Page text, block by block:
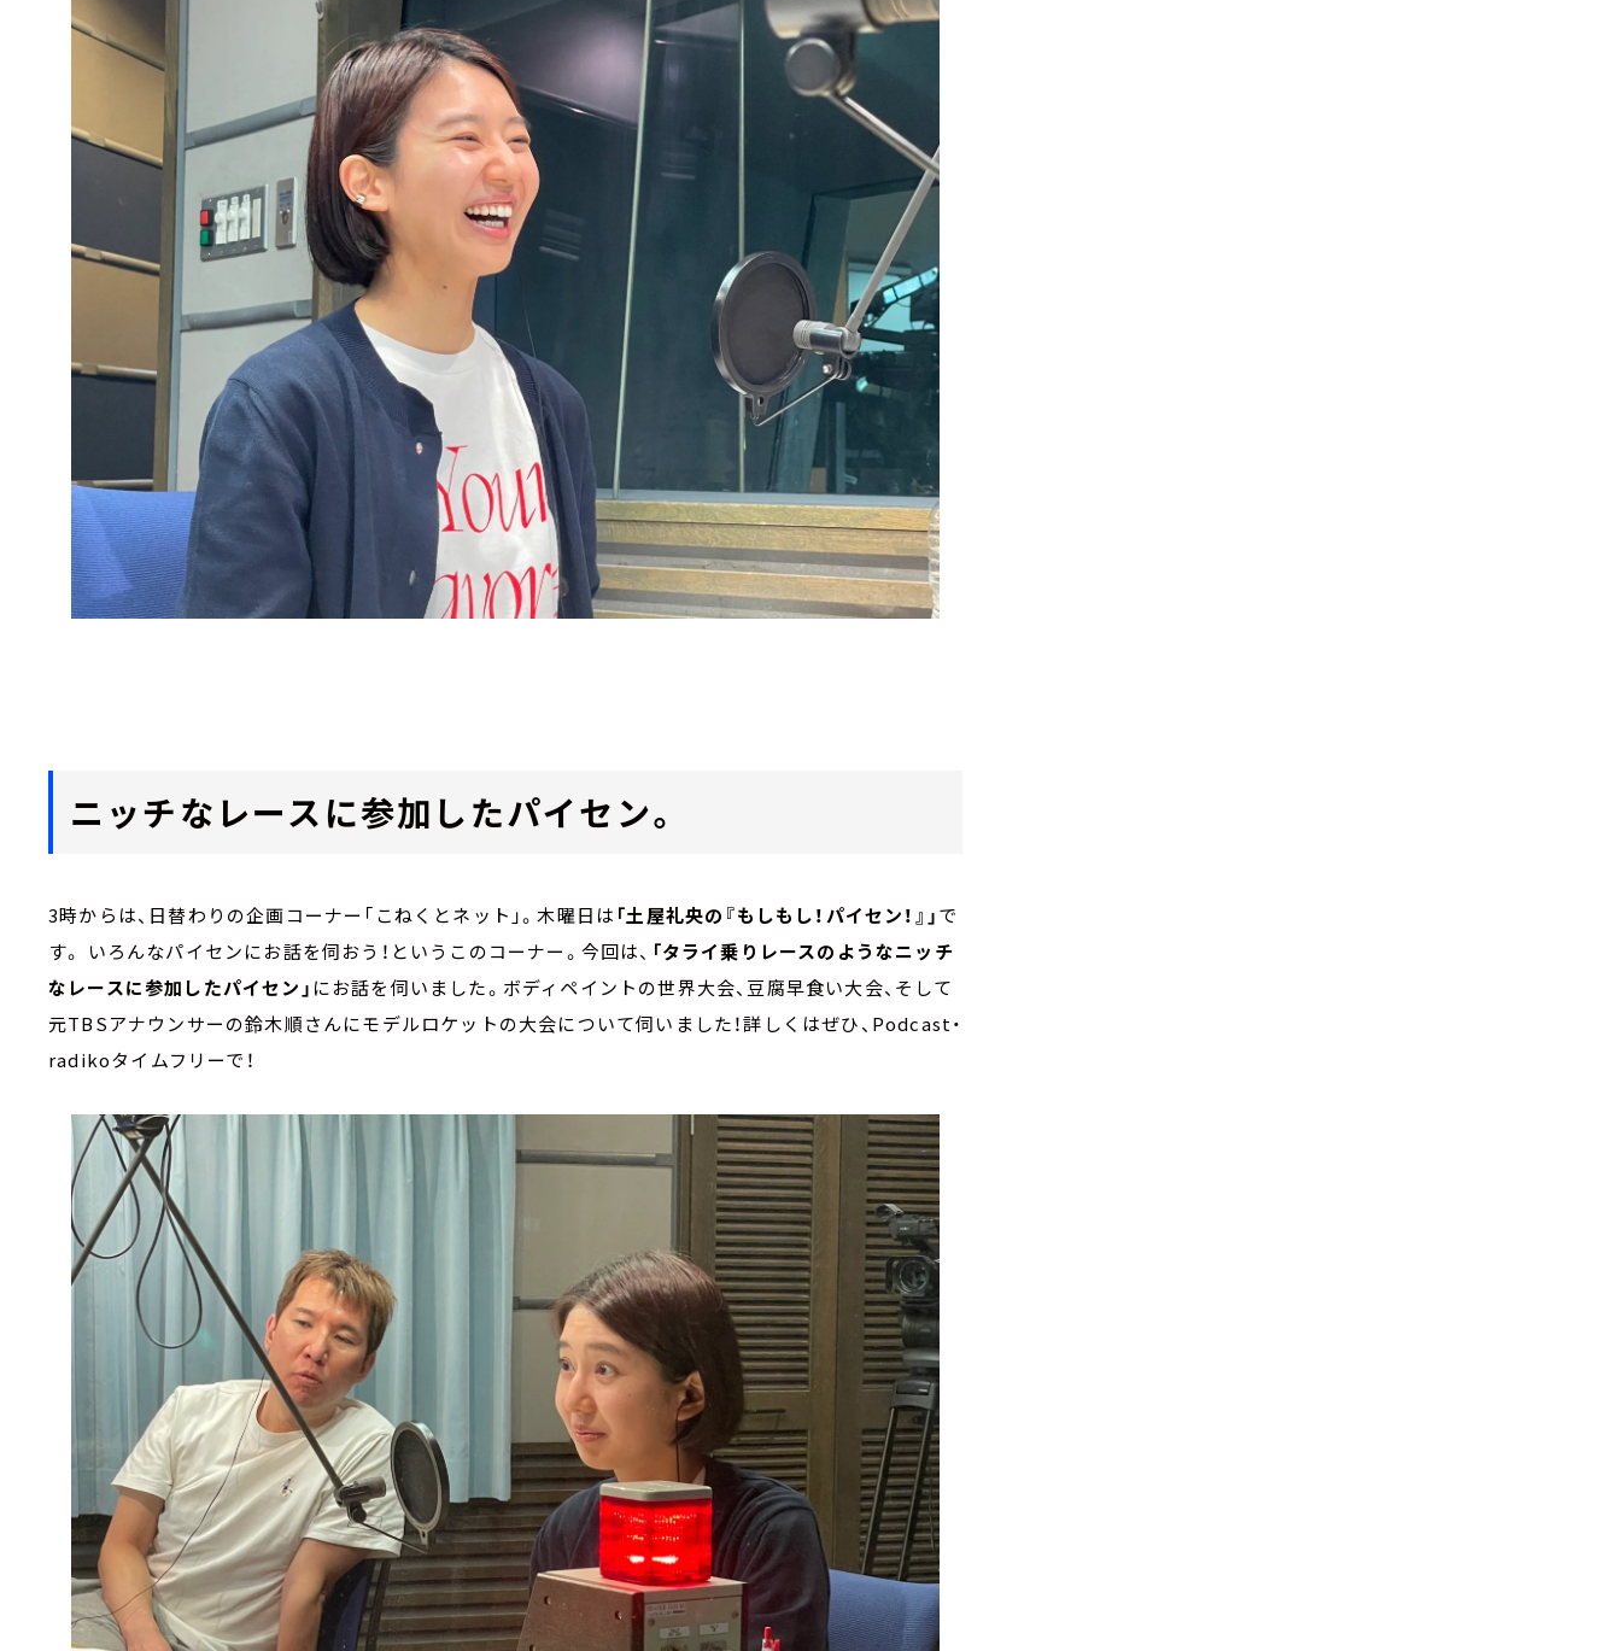
ニッチなレースに参加したパイセン。
3時からは、日替わりの企画コーナー「こねくとネット」。木曜日は 「土屋礼央の『もしもし！パイセン！』」で
す。 いろんなパイセンにお話を伺おう！というこのコーナー。今回は、 「タライ乗りレースのようなニッチ
なレースに参加したパイセン」 にお話を伺いました。ボディペイントの世界大会、豆腐早食い大会、そして
元TBSアナウンサーの鈴木順さんにモデルロケットの大会について伺いました！詳しくはぜひ、Podcast・
radikoタイムフリーで！